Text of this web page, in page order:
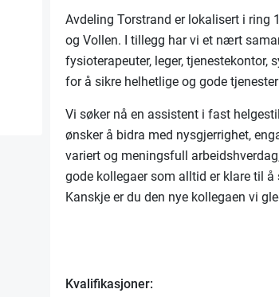
Avdeling Torstrand er lokalisert i ring
og Vollen. I tillegg har vi et nært
fysioterapeuter, leger, tjenestekontor,
for å sikre helhetlige og gode
Vi søker nå en assistent i fast
ønsker å bidra med nysgjerrighet,
variert og meningsfull
gode kollegaer som alltid er klare til å
Kanskje er du den nye kollegaen vi
Kvalifikasjoner: